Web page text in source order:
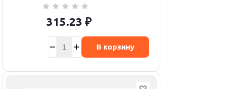
315.23 ₽
В корзину